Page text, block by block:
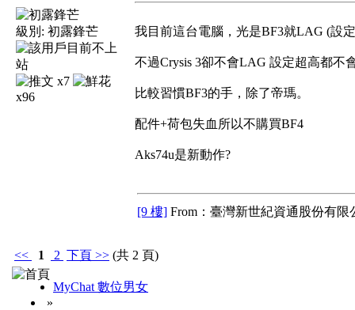
級別: 初露鋒芒
x7
x96
我目前這台電腦，光是BF3就LAG (設
不過Crysis 3卻不會LAG 設定超高都不
比較習慣BF3的手，除了帝瑪。
配件+荷包失血所以不購買BF4
Aks74u是新動作?
[9 樓] From：臺灣新世紀資通股份有限
<< 1 2 下頁 >> (共 2 頁)
MyChat 數位男女
»